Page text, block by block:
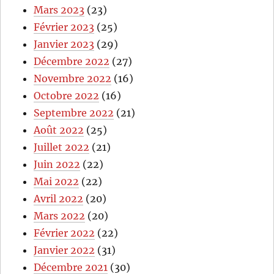
Mars 2023 (23)
Février 2023 (25)
Janvier 2023 (29)
Décembre 2022 (27)
Novembre 2022 (16)
Octobre 2022 (16)
Septembre 2022 (21)
Août 2022 (25)
Juillet 2022 (21)
Juin 2022 (22)
Mai 2022 (22)
Avril 2022 (20)
Mars 2022 (20)
Février 2022 (22)
Janvier 2022 (31)
Décembre 2021 (30)